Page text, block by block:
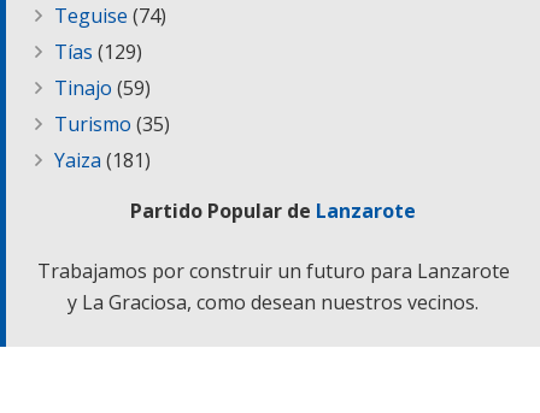
Teguise (74)
Tías (129)
Tinajo (59)
Turismo (35)
Yaiza (181)
Partido Popular de Lanzarote
Trabajamos por construir un futuro para Lanzarote
y La Graciosa, como desean nuestros vecinos.